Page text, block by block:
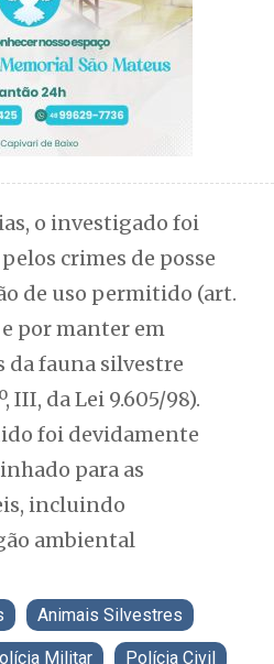
o investigado foi
crimes de posse
de uso permitido (art.
e por manter em
da fauna silvestre
III, da Lei 9.605/98).
foi devidamente
para as
incluindo
ambiental
Animais Silvestres
Militar Polícia Civil